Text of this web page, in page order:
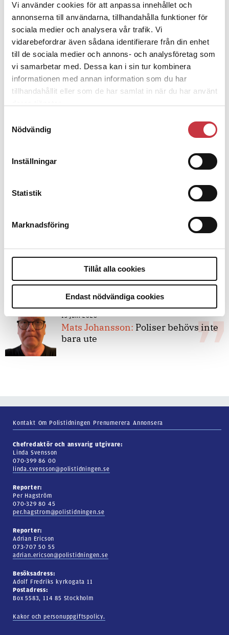
Vi använder cookies för att anpassa innehållet och
annonserna till användarna, tillhandahålla funktioner för
sociala medier och analysera vår trafik. Vi
vidarebefordrar även sådana identifierare från din enhet
till de sociala medier och annons- och analysföretag som
vi samarbetar med. Dessa kan i sin tur kombinera
informationen med annan information som du har
tillhandahållit eller som de har samlat in när du har använt
Nödvändig
Inställningar
Statistik
Marknadsföring
Tillåt alla cookies
Endast nödvändiga cookies
4 juni 2026
Polisregionen erkänner fel: ”Kommer
att rättas till”
Debatt
Det är inte evidenskrav som
Debatt:Med för höga krav på evidens
kan polisen inte göra något alls
15 juni 2026
Mats Johansson: Poliser behövs inte
bara ute
Kontakt Om Polistidningen Prenumerera Annonsera
Chefredaktör och ansvarig utgivare:
Linda Svensson
070-399 86 00
linda.svensson@polistidningen.se
Reporter:
Per Hagström
070-329 80 45
per.hagstrom@polistidningen.se
Reporter:
Adrian Ericson
073-707 50 55
adrian.ericson@polistidningen.se
Besöksadress:
Adolf Fredriks kyrkogata 11
Postadress:
Box 5583, 114 85 Stockholm
Kakor och personuppgiftspolicy.